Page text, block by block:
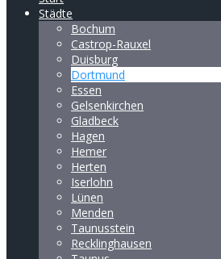
Städte
Bochum
Castrop-Rauxel
Duisburg
Dortmund
Essen
Gelsenkirchen
Gladbeck
Hagen
Hemer
Herten
Iserlohn
Lünen
Menden
Taunusstein
Recklinghausen